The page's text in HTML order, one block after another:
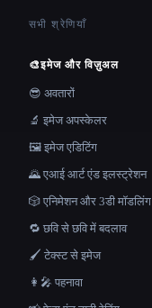
सभी श्रेणियाँ
🎨इमेज और विज़ुअल
😎 अवतारों
🔬 इमेज अपस्केलर
🖼️ इमेज एडिटिंग
🌄 एआई आर्ट एंड इलस्ट्रेशन
🎲 एनिमेशन और 3डी मॉडलिंग
🔁 छवि से छवि में बदलाव
🖌️ टेक्स्ट से इमेज
👩‍🎤 पहनावा